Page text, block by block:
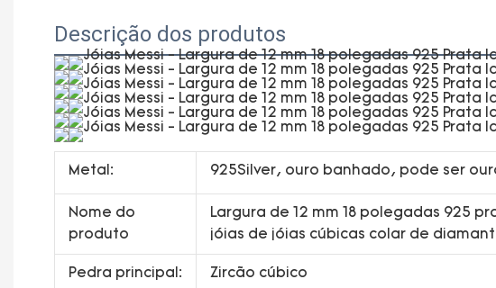
Descrição dos produtos
Metal: 925Silver, ouro banhado, pode ser
Nome do
produto
Largura de 12 mm 18 polegadas 925
jóias de jóias cúbicas colar de
Pedra principal: Zircão cúbico